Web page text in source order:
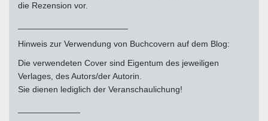
die Rezension vor.
Hinweis zur Verwendung von Buchcovern auf dem Blog:
Die verwendeten Cover sind Eigentum des jeweiligen
Verlages, des Autors/der Autorin.
Sie dienen lediglich der Veranschaulichung!